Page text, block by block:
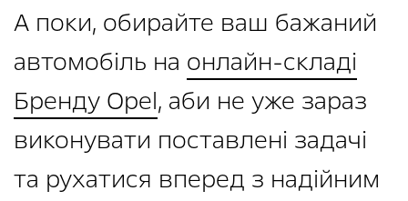
А поки, обирайте ваш бажаний
автомобіль на онлайн-складі
Бренду Opel, аби не уже зараз
виконувати поставлені задачі
та рухатися вперед з надійним